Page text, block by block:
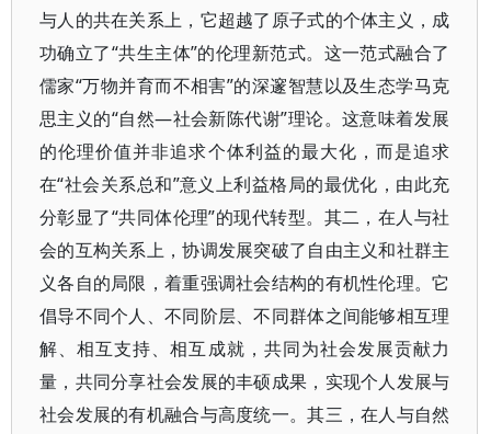
与人的共在关系上，它超越了原子式的个体主义，成
功确立了“共生主体”的伦理新范式。这一范式融合了
儒家“万物并育而不相害”的深邃智慧以及生态学马克
思主义的“自然—社会新陈代谢”理论。这意味着发展
的伦理价值并非追求个体利益的最大化，而是追求
在“社会关系总和”意义上利益格局的最优化，由此充
分彰显了“共同体伦理”的现代转型。其二，在人与社
会的互构关系上，协调发展突破了自由主义和社群主
义各自的局限，着重强调社会结构的有机性伦理。它
倡导不同个人、不同阶层、不同群体之间能够相互理
解、相互支持、相互成就，共同为社会发展贡献力
量，共同分享社会发展的丰硕成果，实现个人发展与
社会发展的有机融合与高度统一。其三，在人与自然